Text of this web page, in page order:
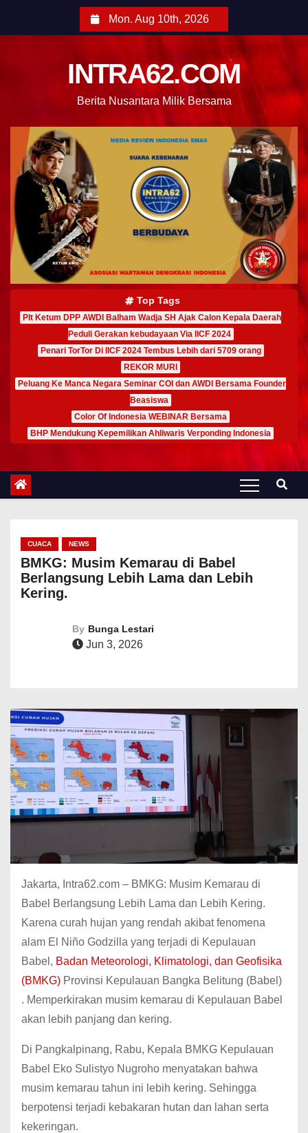
Mon. Aug 10th, 2026
INTRA62.COM
Berita Nusantara Milik Bersama
Top Tags
Plt Ketum DPP AWDI Balham Wadja SH Ajak Calon Kepala Daerah
Peduli Gerakan kebudayaan Via IICF 2024
Penari TorTor Di IICF 2024 Tembus Lebih dari 5709 orang
REKOR MURI
Peluang Ke Manca Negara Seminar COI dan AWDI Bersama Founder
Beasiswa
Color Of Indonesia WEBINAR Bersama
BHP Mendukung Kepemilikan Ahliwaris Verponding Indonesia
CUACA NEWS
BMKG: Musim Kemarau di Babel
Berlangsung Lebih Lama dan Lebih
Kering.
By Bunga Lestari
Jun 3, 2026
Jakarta, Intra62.com – BMKG: Musim Kemarau di
Babel Berlangsung Lebih Lama dan Lebih Kering.
Karena curah hujan yang rendah akibat fenomena
alam El Niño Godzilla yang terjadi di Kepulauan
Babel, Badan Meteorologi, Klimatologi, dan Geofisika
(BMKG) Provinsi Kepulauan Bangka Belitung (Babel)
. Memperkirakan musim kemarau di Kepulauan Babel
akan lebih panjang dan kering.
Di Pangkalpinang, Rabu, Kepala BMKG Kepulauan
Babel Eko Sulistyo Nugroho menyatakan bahwa
musim kemarau tahun ini lebih kering. Sehingga
berpotensi terjadi kebakaran hutan dan lahan serta
kekeringan.